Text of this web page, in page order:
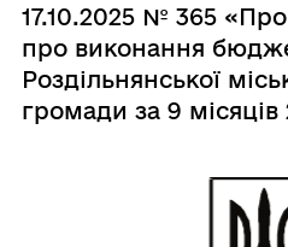
17.10.2025 № 365
про виконання
Роздільнянської
громади за 9 місяців